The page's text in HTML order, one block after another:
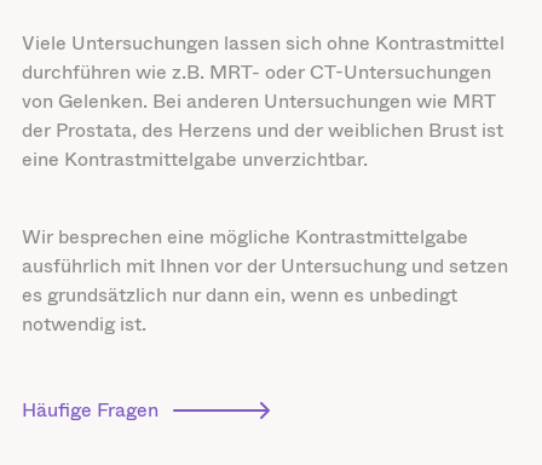
Viele Untersuchungen lassen sich ohne Kontrastmittel
durchführen wie z.B. MRT- oder CT-Untersuchungen
von Gelenken. Bei anderen Untersuchungen wie MRT
der Prostata, des Herzens und der weiblichen Brust ist
eine Kontrastmittelgabe unverzichtbar.
Wir besprechen eine mögliche Kontrastmittelgabe
ausführlich mit Ihnen vor der Untersuchung und setzen
es grundsätzlich nur dann ein, wenn es unbedingt
notwendig ist.
Häufige Fragen